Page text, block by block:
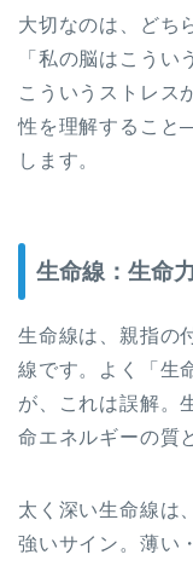
大切なのは、どち
「私の脳はこう
こういうストレス
性を理解すること
します。
生命線：生命
生命線は、親指の
線です。よく「生
が、これは誤解。
命エネルギーの質
太く深い生命線は
強いサイン。薄い